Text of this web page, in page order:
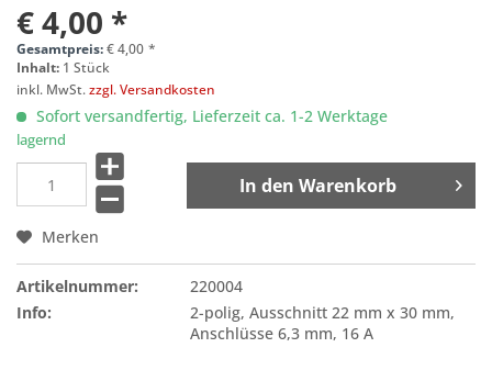
€ 4,00 *
Gesamtpreis:€4,00 *
Inhalt: 1 Stück
inkl. MwSt.zzgl. Versandkosten
Sofort versandfertig, Lieferzeit ca. 1-2 Werktage
lagernd
In den Warenkorb
Merken
Artikelnummer:
220004
Info:
2-polig, Ausschnitt 22 mm x 30 mm,
Anschlüsse 6,3 mm, 16 A